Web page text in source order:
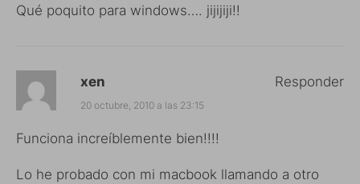
Qué poquito para windows…. jijijiji!!
xen
20 octubre, 2010 a las 23:15
Funciona increíblemente bien!!!!
Lo he probado con mi macbook llamando a otro
Responder